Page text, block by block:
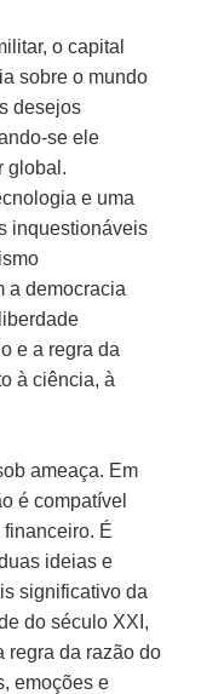
o capital
sobre o mundo
desejos
se ele
global.
e uma
inquestionáveis
a democracia
e a regra da
à ciência, à
ameaça. Em
é compatível
É
ideias e
significativo da
do século XXI,
regra da razão do
emoções e